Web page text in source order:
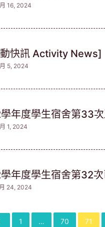
16, 2024
快訊 Activity News]
5, 2024
學年度學生宿舍第33
1, 2024
學年度學生宿舍第32
24, 2024
1 … 70 71